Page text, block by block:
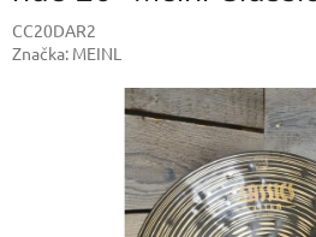
CC20DAR2
Značka: MEINL